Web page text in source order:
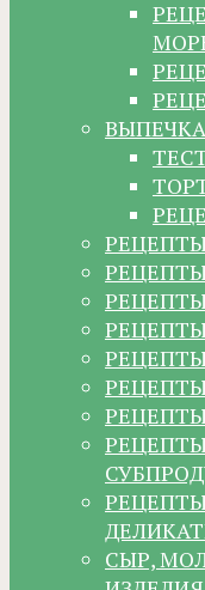
ВЫПЕЧКА
СЫР,